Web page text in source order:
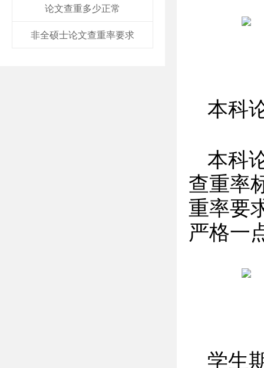
论文查重多少正常
非全硕士论文查重率要求
本科
本科
查重率
重率要
严格一
学生